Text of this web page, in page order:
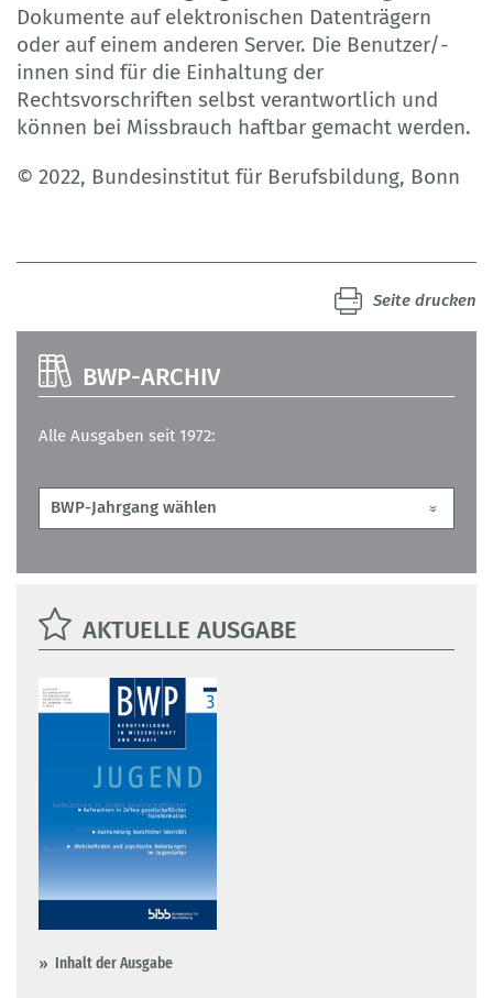
Dokumente auf elektronischen Datenträgern
oder auf einem anderen Server. Die Benutzer/-
innen sind für die Einhaltung der
Rechtsvorschriften selbst verantwortlich und
können bei Missbrauch haftbar gemacht werden.
© 2022, Bundesinstitut für Berufsbildung, Bonn
Seite drucken
BWP-ARCHIV
Alle Ausgaben seit 1972:
AKTUELLE AUSGABE
Inhalt der Ausgabe